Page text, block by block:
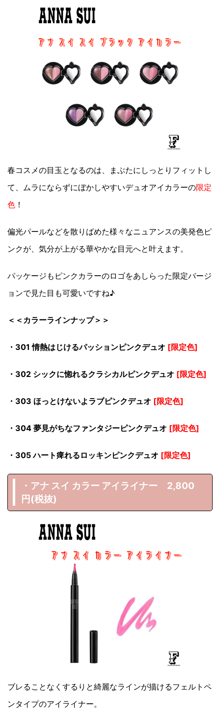
春コスメの目玉となるのは、まぶたにしっとりフィットし
て、ムラにならずにぼかしやすいデュオアイカラーの限定
色 ！
偏光パールなどを散りばめた様々なニュアンスの美発色ピ
ンクが、気分が上がる華やかな目元へと叶えます。
パッケージもピンクカラーのロゴをあしらった限定バージ
ョンで見た目も可愛いですね♪
＜＜カラーラインナップ＞＞
・301 情熱はじけるパッションピンクデュオ [限定色]
・302 シックに惚れるクラシカルピンクデュオ [限定色]
・303 ほっとけないよラブピンクデュオ [限定色]
・304 夢見がちなファンタジーピンクデュオ [限定色]
・305 ハート痺れるロッキンピンクデュオ [限定色]
・アナ スイ カラー アイライナー 2,800
円(税抜)
ブレることなくするりと綺麗なラインが描けるフェルトペ
ンタイプのアイライナー。